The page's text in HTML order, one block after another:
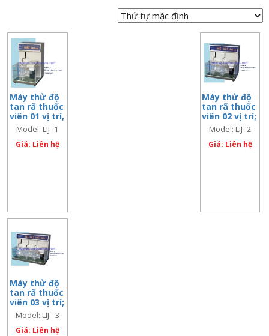
a
v
Máy thử độ
tan rã thuốc
viên 01 vị trí,
Model: LIJ -1
Model: LIJ -1
Giá: Liên hệ
Máy thử độ
tan rã thuốc
viên 02 vị trí;
Model: LIJ -2
Model: LIJ -2
Giá: Liên hệ
Máy thử độ
tan rã thuốc
viên 03 vị trí;
Model: LIJ – 3
Model: LIJ - 3
Giá: Liên hệ